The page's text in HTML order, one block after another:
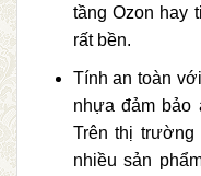
tầng Ozon hay
rất bền.
Tính an toàn
nhựa đảm
Trên thị
nhiều sản